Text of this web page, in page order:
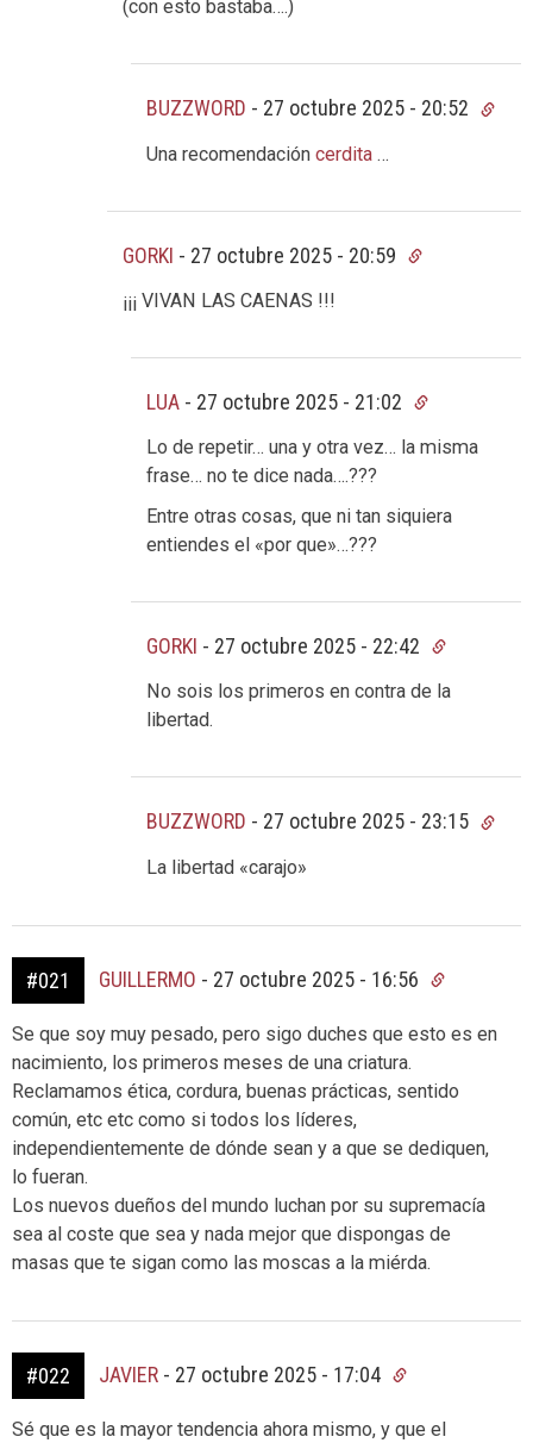
(con esto bastaba….)
BUZZWORD - 27 octubre 2025 - 20:52
Una recomendación cerdita …
GORKI - 27 octubre 2025 - 20:59
¡¡¡ VIVAN LAS CAENAS !!!
LUA - 27 octubre 2025 - 21:02
Lo de repetir… una y otra vez… la misma
frase… no te dice nada….???
Entre otras cosas, que ni tan siquiera
entiendes el «por que»…???
GORKI - 27 octubre 2025 - 22:42
No sois los primeros en contra de la
libertad.
BUZZWORD - 27 octubre 2025 - 23:15
La libertad «carajo»
#021 GUILLERMO - 27 octubre 2025 - 16:56
Se que soy muy pesado, pero sigo duches que esto es en
nacimiento, los primeros meses de una criatura.
Reclamamos ética, cordura, buenas prácticas, sentido
común, etc etc como si todos los líderes,
independientemente de dónde sean y a que se dediquen,
lo fueran.
Los nuevos dueños del mundo luchan por su supremacía
sea al coste que sea y nada mejor que dispongas de
masas que te sigan como las moscas a la miérda.
#022 JAVIER - 27 octubre 2025 - 17:04
Sé que es la mayor tendencia ahora mismo, y que el